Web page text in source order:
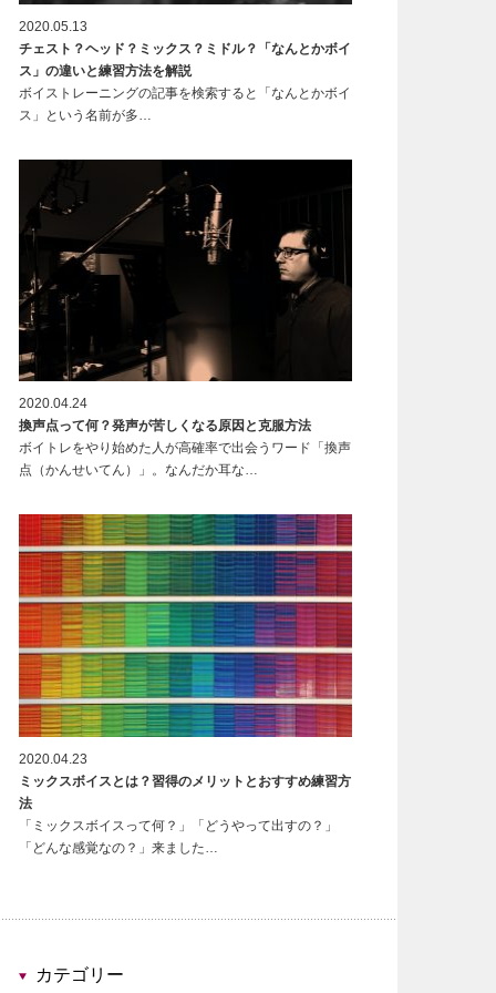
2020.05.13
チェスト？ヘッド？ミックス？ミドル？「なんとかボイ
ス」の違いと練習方法を解説
ボイストレーニングの記事を検索すると「なんとかボイ
ス」という名前が多…
2020.04.24
換声点って何？発声が苦しくなる原因と克服方法
ボイトレをやり始めた人が高確率で出会うワード「換声
点（かんせいてん）」。なんだか耳な…
2020.04.23
ミックスボイスとは？習得のメリットとおすすめ練習方
法
「ミックスボイスって何？」「どうやって出すの？」
「どんな感覚なの？」来ました…
カテゴリー